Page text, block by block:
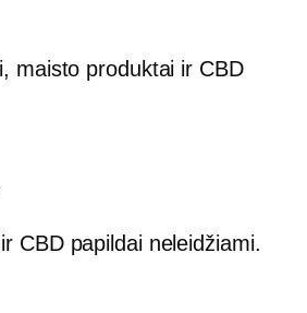
maisto produktai ir CBD
CBD papildai neleidžiami.